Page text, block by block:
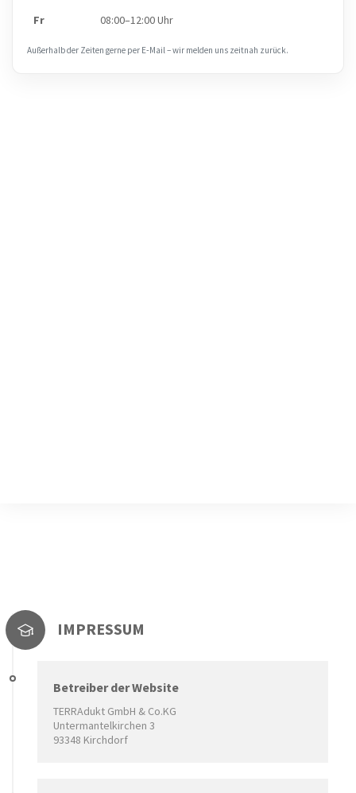
Fr
08:00–12:00 Uhr
Außerhalb der Zeiten gerne per E‑Mail – wir melden uns zeitnah zurück.
IMPRESSUM
Betreiber der Website
TERRAdukt GmbH & Co.KG
Untermantelkirchen 3
93348 Kirchdorf